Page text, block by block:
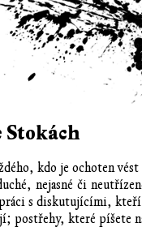
Stokách
kdo je ochoten
nejasné či
s diskutujícími,
postřehy, které píšete